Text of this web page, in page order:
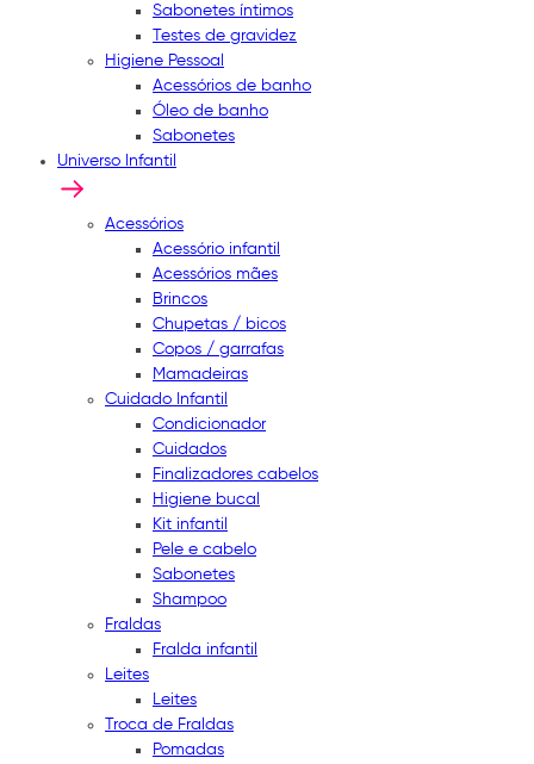
Sabonetes íntimos
Testes de gravidez
Higiene Pessoal
Acessórios de banho
Óleo de banho
Sabonetes
Universo Infantil
Acessórios
Acessório infantil
Acessórios mães
Brincos
Chupetas / bicos
Copos / garrafas
Mamadeiras
Cuidado Infantil
Condicionador
Cuidados
Finalizadores cabelos
Higiene bucal
Kit infantil
Pele e cabelo
Sabonetes
Shampoo
Fraldas
Fralda infantil
Leites
Leites
Troca de Fraldas
Pomadas